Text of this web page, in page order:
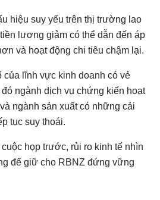
hiệu suy yếu trên thị trường lao
lương giảm có thể dẫn đến áp
và hoạt động chi tiêu chậm lại.
của lĩnh vực kinh doanh có vẻ
ngành dịch vụ chứng kiến ​​hoạt
ngành sản xuất có những cải
tục suy thoái.
họp trước, rủi ro kinh tế nhìn
để giữ cho RBNZ đứng vững